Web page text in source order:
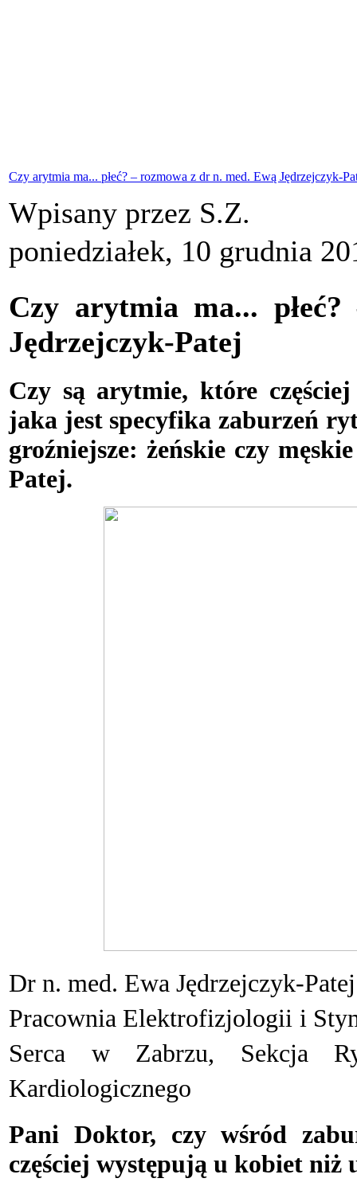
Czy arytmia ma... płeć? – rozmowa z dr n. med. Ewą Jędrzejczyk-
Wpisany przez S.Z.
poniedziałek, 10 grudnia
Czy arytmia ma...
Jędrzejczyk-Patej
Czy są arytmie, które
jaka jest specyfika zaburzeń
groźniejsze: żeńskie czy
Patej.
Dr n. med. Ewa Jędrzejczyk-Patej
Pracownia Elektrofizjologii i
Serca w Zabrzu, Sekcja
Kardiologicznego
Pani Doktor, czy wśród
częściej występują u kobiet niż